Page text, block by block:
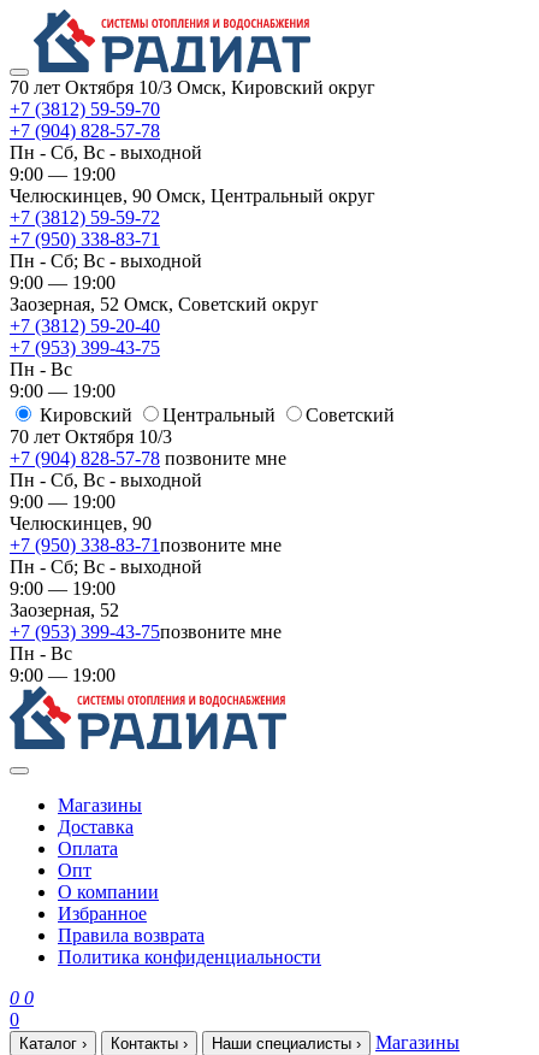
70 лет Октября 10/3 Омск, Кировский округ
+7 (3812) 59-59-70
+7 (904) 828-57-78
Пн - Сб, Вс - выходной
9:00 — 19:00
Челюскинцев, 90 Омск, ​Центральный округ
+7 (3812) 59-59-72
+7 (950) 338-83-71
Пн - Сб; Вс - выходной
9:00 — 19:00
Заозерная, 52 Омск, ​Советский округ
+7 (3812) 59-20-40
+7 (953) 399-43-75
Пн - Вс
9:00 — 19:00
Кировский
​Центральный
​Советский
70 лет Октября 10/3
+7 (904) 828-57-78 позвоните мне
Пн - Сб, Вс - выходной
9:00 — 19:00
Челюскинцев, 90
+7 (950) 338-83-71позвоните мне
Пн - Сб; Вс - выходной
9:00 — 19:00
Заозерная, 52
+7 (953) 399-43-75позвоните мне
Пн - Вс
9:00 — 19:00
Магазины
Доставка
Оплата
Опт
О компании
Избранное
Правила возврата
Политика конфиденциальности
0 0
0
Каталог › Контакты › Наши специалисты ›
Магазины